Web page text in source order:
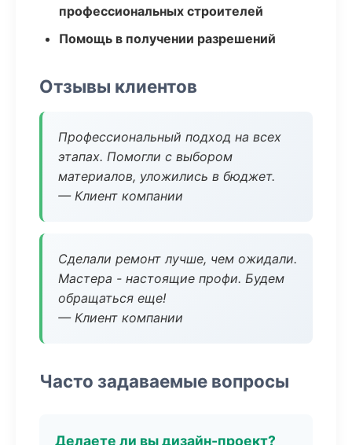
профессиональных строителей
Помощь в получении разрешений
Отзывы клиентов
Профессиональный подход на всех
этапах. Помогли с выбором
материалов, уложились в бюджет.
— Клиент компании
Сделали ремонт лучше, чем ожидали.
Мастера - настоящие профи. Будем
обращаться еще!
— Клиент компании
Часто задаваемые вопросы
Делаете ли вы дизайн-проект?